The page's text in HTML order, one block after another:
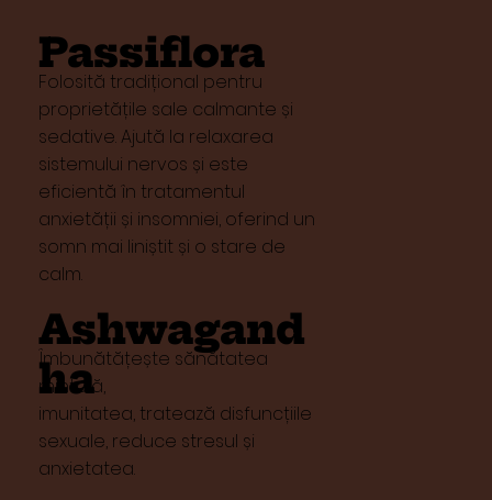
Passiflora
Folosită tradițional pentru
proprietățile sale calmante și
sedative. Ajută la relaxarea
sistemului nervos și este
eficientă în tratamentul
anxietății și insomniei, oferind un
somn mai liniștit și o stare de
calm.
Ashwagand
ha
Îmbunătățește sănătatea
mintală,
imunitatea, tratează disfuncțiile
sexuale, reduce stresul și
anxietatea.